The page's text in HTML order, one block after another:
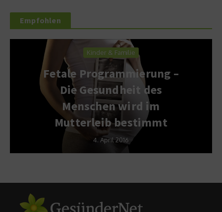
Empfohlen
Kinder & Familie
Fetale Programmierung –
Die Gesundheit des
Menschen wird im
Mutterleib bestimmt
4. April 2016